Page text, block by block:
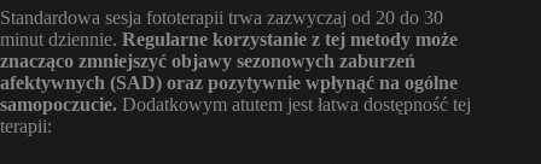
Standardowa sesja fototerapii trwa zazwyczaj od 20 do 30
minut dziennie. Regularne korzystanie z tej metody może
znacząco zmniejszyć objawy sezonowych zaburzeń
afektywnych (SAD) oraz pozytywnie wpłynąć na ogólne
samopoczucie. Dodatkowym atutem jest łatwa dostępność tej
terapii: